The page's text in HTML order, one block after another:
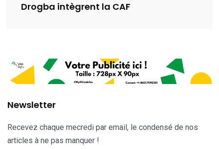
Drogba intègrent la CAF
Newsletter
Recevez chaque mecredi par email, le condensé de nos
articles à ne pas manquer !